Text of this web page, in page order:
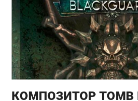
КОМПОЗИТОР TOMB